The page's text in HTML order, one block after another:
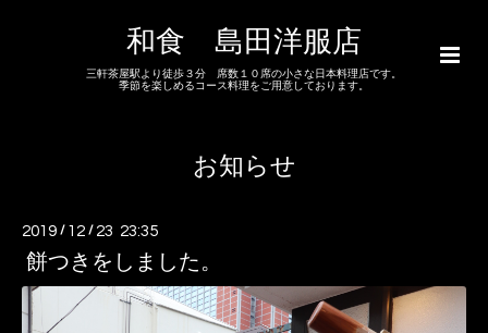
和食 島田洋服店
三軒茶屋駅より徒歩３分 席数１０席の小さな日本料理店です。
季節を楽しめるコース料理をご用意しております。
お知らせ
2019 / 12 / 23 23:35
餅つきをしました。